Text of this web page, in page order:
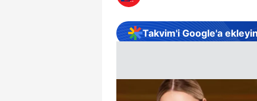
Takvim'i Google'a